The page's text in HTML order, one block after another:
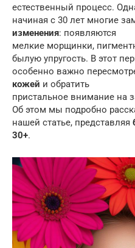
естественный процесс.
начиная с 30 лет многие
изменения: появляются
мелкие морщинки,
былую упругость. В этот
особенно важно
кожей и обратить
пристальное внимание на
Об этом мы подробно
нашей статье, представляя
30+.